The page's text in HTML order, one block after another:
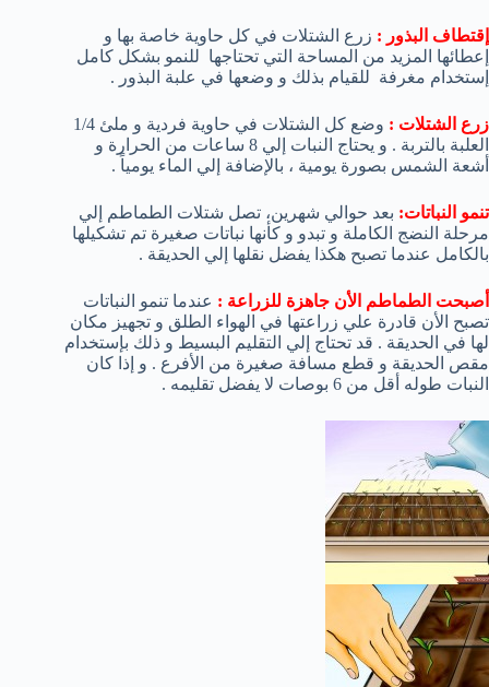
إقتطاف البذور : زرع الشتلات في كل حاوية خاصة بها و
إعطائها المزيد من المساحة التي تحتاجها للنمو بشكل كامل
إستخدام مغرفة للقيام بذلك و وضعها في علبة البذور .
زرع الشتلات :
وضع كل الشتلات في حاوية فردية و ملئ 1/4
العلبة بالتربة . و يحتاج النبات إلي 8 ساعات من الحرارة و
أشعة الشمس بصورة يومية ، بالإضافة إلي الماء يومياً .
تنمو النباتات: بعد حوالي شهرين، تصل شتلات الطماطم إلي
مرحلة النضج الكاملة و تبدو و كأنها نباتات صغيرة تم تشكيلها
بالكامل عندما تصبح هكذا يفضل نقلها إلي الحديقة .
أصبحت الطماطم الأن جاهزة للزراعة : عندما تنمو النباتات
تصبح الأن قادرة علي زراعتها في الهواء الطلق و تجهيز مكان
لها في الحديقة . قد تحتاج إلي التقليم البسيط و ذلك بإستخدام
مقص الحديقة و قطع مسافة صغيرة من الأفرع . و إذا كان
النبات طوله أقل من 6 بوصات لا يفضل تقليمه .